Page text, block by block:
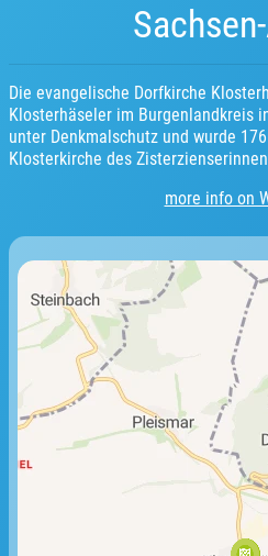
Die evangelische Dorfkirche
Klosterhäseler im Burgenlandkreis
unter Denkmalschutz und wurde
Klosterkirche des
more info on